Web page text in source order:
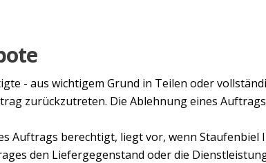
- aus wichtigem Grund in Teilen oder
zurückzutreten. Die Ablehnung eines
Auftrags berechtigt, liegt vor, wenn
den Liefergegenstand oder die